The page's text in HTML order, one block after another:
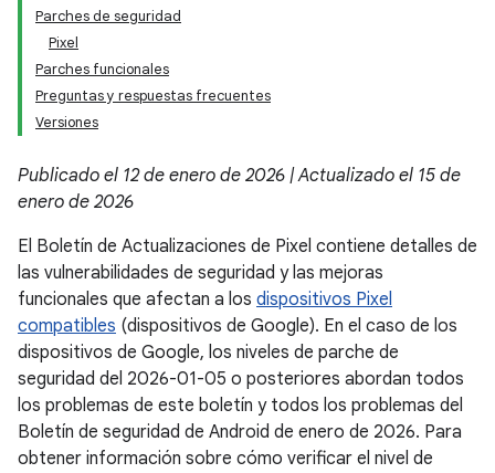
Parches de seguridad
Pixel
Parches funcionales
Preguntas y respuestas frecuentes
Versiones
Publicado el 12 de enero de 2026 | Actualizado el 15 de
enero de 2026
El Boletín de Actualizaciones de Pixel contiene detalles de
las vulnerabilidades de seguridad y las mejoras
funcionales que afectan a los dispositivos Pixel
compatibles (dispositivos de Google). En el caso de los
dispositivos de Google, los niveles de parche de
seguridad del 2026-01-05 o posteriores abordan todos
los problemas de este boletín y todos los problemas del
Boletín de seguridad de Android de enero de 2026. Para
obtener información sobre cómo verificar el nivel de